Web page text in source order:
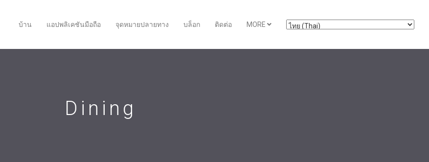
บ้าน แอปพลิเคชันมือถือ จุดหมายปลายทาง บล็อก ติดต่อ MORE
Dining